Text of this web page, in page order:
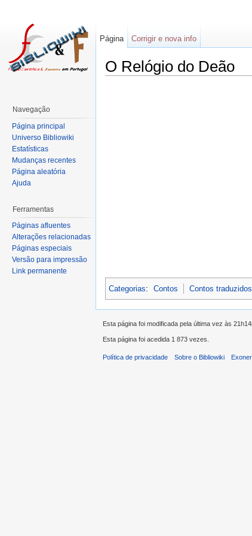
O Relógio do Deão
Categorias: Contos Contos
Página Corrigir e nova info
Navegação
Página principal
Universo Bibliowiki
Estatísticas
Mudanças recentes
Página aleatória
Ajuda
Ferramentas
Páginas afluentes
Alterações relacionadas
Páginas especiais
Versão para impressão
Link permanente
Esta página foi modificada pela última vez às
Esta página foi acedida 1 873 vezes.
Política de privacidade Sobre o Bibliowiki